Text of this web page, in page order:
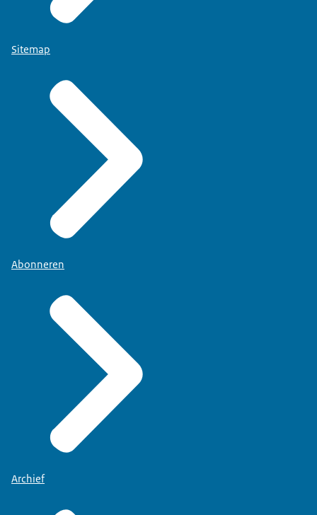
Sitemap
Abonneren
Archief